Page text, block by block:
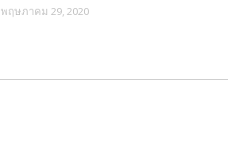
พฤษภาคม 29, 2020